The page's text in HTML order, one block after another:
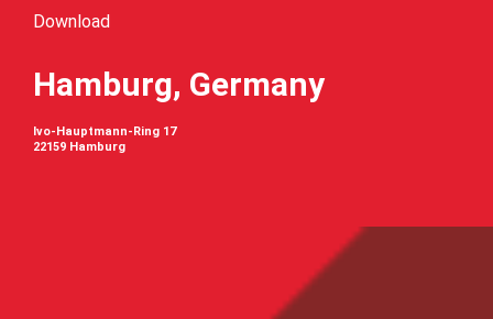
Download
Hamburg, Germany
Ivo-Hauptmann-Ring 17
22159 Hamburg